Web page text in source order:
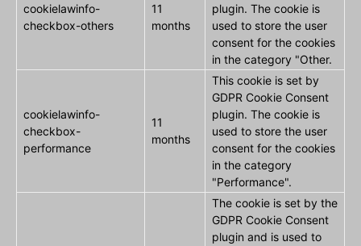
cookielawinfo-
checkbox-others
11
months
plugin. The cookie is
used to store the user
consent for the cookies
in the category "Other.
cookielawinfo-
checkbox-
performance
11
months
This cookie is set by
GDPR Cookie Consent
plugin. The cookie is
used to store the user
consent for the cookies
in the category
"Performance".
The cookie is set by the
GDPR Cookie Consent
plugin and is used to